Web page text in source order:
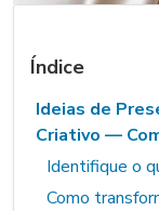
Índice
Ideias de
Criativo —
Identifique o
Como